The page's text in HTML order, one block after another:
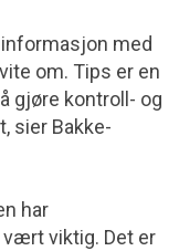
med
om. Tips er en
gjøre kontroll- og
sier Bakke-
har
viktig. Det er